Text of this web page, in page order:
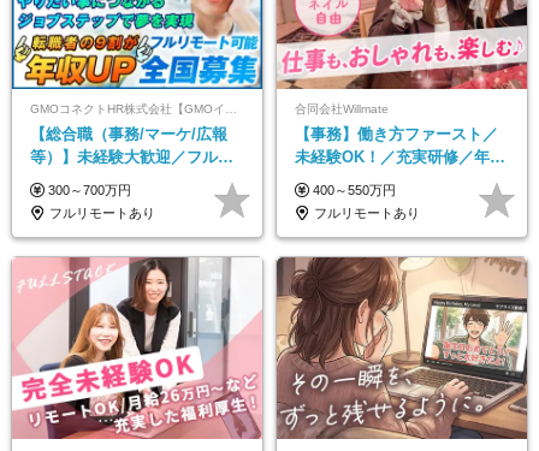
【総合職（事務/マーケ/広報
等）】未経験大歓迎／フルリ
モ可で全国募集！年収アップ
多数★年休最大130日★
300～700万円
フルリモートあり
合同会社Willmate
【事務】働き方ファースト／
未経験OK！／充実研修／年休
127日～／残業なし／平均20代
／リモートOK
400～550万円
フルリモートあり